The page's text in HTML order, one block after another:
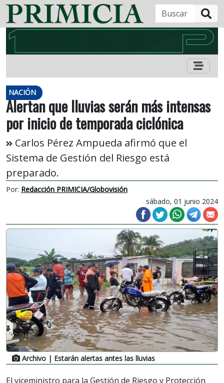
NACIÓN
Alertan que lluvias serán más intensas
por inicio de temporada ciclónica
Carlos Pérez Ampueda afirmó que el
Sistema de Gestión del Riesgo está
preparado.
Por: Redacción PRIMICIA/Globovisión
sábado, 01 junio 2024
Archivo | Estarán alertas antes las lluvias
El viceministro para la Gestión de Riesgo y Protección